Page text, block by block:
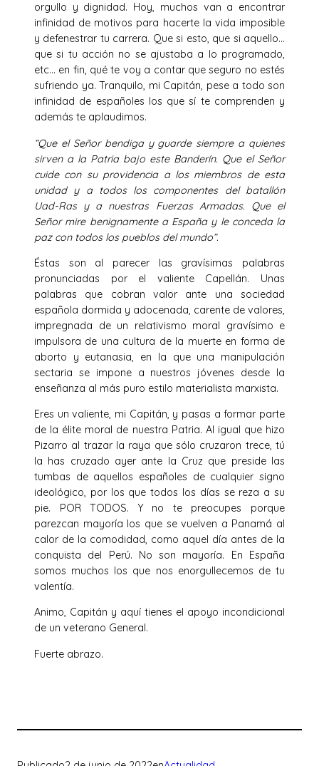
orgullo y dignidad. Hoy, muchos van a encontrar
infinidad de motivos para hacerte la vida imposible
y defenestrar tu carrera. Que si esto, que si aquello…
que si tu acción no se ajustaba a lo programado,
etc… en fin, qué te voy a contar que seguro no estés
sufriendo ya. Tranquilo, mi Capitán, pese a todo son
infinidad de españoles los que sí te comprenden y
además te aplaudimos.
“Que el Señor bendiga y guarde siempre a quienes
sirven a la Patria bajo este Banderín. Que el Señor
cuide con su providencia a los miembros de esta
unidad y a todos los componentes del batallón
Uad-Ras y a nuestras Fuerzas Armadas. Que el
Señor mire benignamente a España y le conceda la
paz con todos los pueblos del mundo”.
Éstas son al parecer las gravísimas palabras
pronunciadas por el valiente Capellán. Unas
palabras que cobran valor ante una sociedad
española dormida y adocenada, carente de valores,
impregnada de un relativismo moral gravísimo e
impulsora de una cultura de la muerte en forma de
aborto y eutanasia, en la que una manipulación
sectaria se impone a nuestros jóvenes desde la
enseñanza al más puro estilo materialista marxista.
Eres un valiente, mi Capitán, y pasas a formar parte
de la élite moral de nuestra Patria. Al igual que hizo
Pizarro al trazar la raya que sólo cruzaron trece, tú
la has cruzado ayer ante la Cruz que preside las
tumbas de aquellos españoles de cualquier signo
ideológico, por los que todos los días se reza a su
pie. POR TODOS. Y no te preocupes porque
parezcan mayoría los que se vuelven a Panamá al
calor de la comodidad, como aquel día antes de la
conquista del Perú. No son mayoría. En España
somos muchos los que nos enorgullecemos de tu
valentía.
Animo, Capitán y aquí tienes el apoyo incondicional
de un veterano General.
Fuerte abrazo.